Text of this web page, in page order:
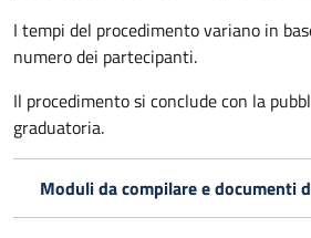
I tempi del procedimento variano in
numero dei partecipanti.
Il procedimento si conclude con la
graduatoria.
Moduli da compilare e documenti